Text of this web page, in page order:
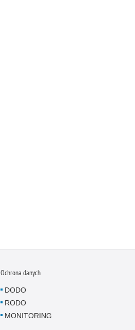
Ochrona danych
DODO
RODO
MONITORING